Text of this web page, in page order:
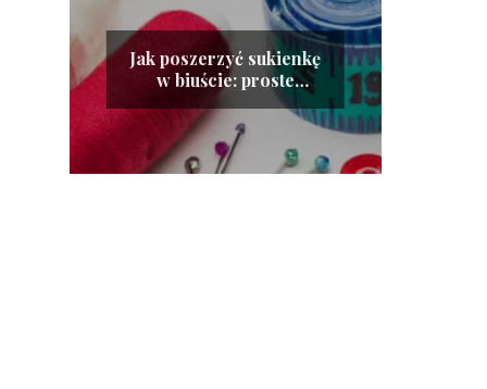
Jak poszerzyć sukienkę
w biuście: proste
metody, które zadziałają